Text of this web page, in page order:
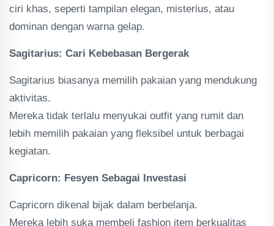
ciri khas, seperti tampilan elegan, misterius, atau
dominan dengan warna gelap.
Sagitarius: Cari Kebebasan Bergerak
Sagitarius biasanya memilih pakaian yang mendukung
aktivitas.
Mereka tidak terlalu menyukai outfit yang rumit dan
lebih memilih pakaian yang fleksibel untuk berbagai
kegiatan.
Capricorn: Fesyen Sebagai Investasi
Capricorn dikenal bijak dalam berbelanja.
Mereka lebih suka membeli fashion item berkualitas